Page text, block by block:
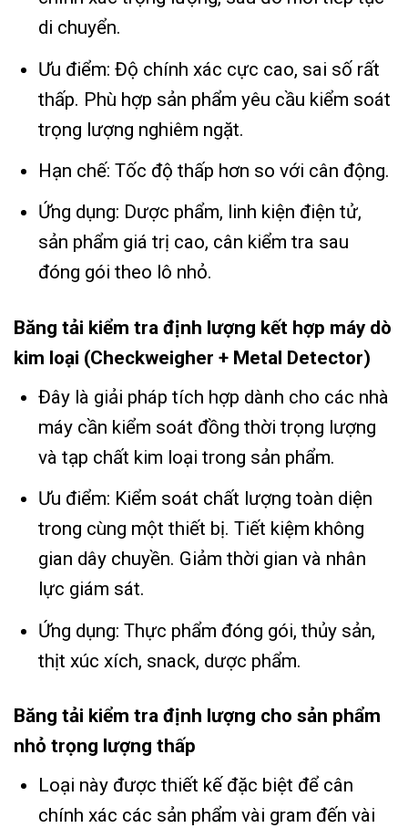
di chuyển.
Ưu điểm: Độ chính xác cực cao, sai số rất
thấp. Phù hợp sản phẩm yêu cầu kiểm soát
trọng lượng nghiêm ngặt.
Hạn chế: Tốc độ thấp hơn so với cân động.
Ứng dụng: Dược phẩm, linh kiện điện tử,
sản phẩm giá trị cao, cân kiểm tra sau
đóng gói theo lô nhỏ.
Băng tải kiểm tra định lượng kết hợp máy dò
kim loại (Checkweigher + Metal Detector)
Đây là giải pháp tích hợp dành cho các nhà
máy cần kiểm soát đồng thời trọng lượng
và tạp chất kim loại trong sản phẩm.
Ưu điểm: Kiểm soát chất lượng toàn diện
trong cùng một thiết bị. Tiết kiệm không
gian dây chuyền. Giảm thời gian và nhân
lực giám sát.
Ứng dụng: Thực phẩm đóng gói, thủy sản,
thịt xúc xích, snack, dược phẩm.
Băng tải kiểm tra định lượng cho sản phẩm
nhỏ trọng lượng thấp
Loại này được thiết kế đặc biệt để cân
chính xác các sản phẩm vài gram đến vài